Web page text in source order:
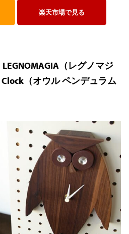
楽天市場で見る
（レグノマジ
（オウル ペンデュラム